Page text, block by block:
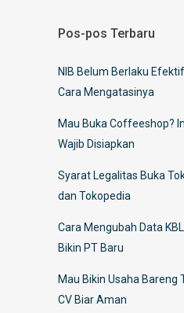
Pos-pos Terbaru
NIB Belum Berlaku
Cara Mengatasinya
Mau Buka Coffeeshop?
Wajib Disiapkan
Syarat Legalitas Buka
dan Tokopedia
Cara Mengubah Data
Bikin PT Baru
Mau Bikin Usaha Bareng
CV Biar Aman